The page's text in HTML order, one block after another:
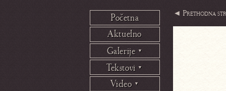
Početna
Aktuelno
Galerije ▼
Tekstovi ▼
Video ▼
◄ Prethodna